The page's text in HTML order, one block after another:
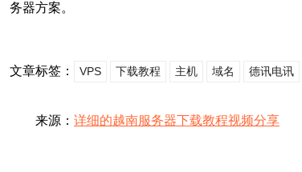
务器方案。
文章标签： VPS 下载教程 主机 域名 德讯电讯
来源： 详细的越南服务器下载教程视频分享